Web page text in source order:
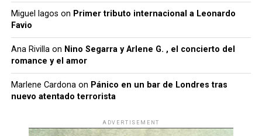
Miguel lagos on Primer tributo internacional a Leonardo
Favio
Ana Rivillaon Nino Segarra y Arlene G. , el concierto del
romance y el amor
Marlene Cardonaon Pánico en un bar de Londres tras
nuevo atentado terrorista
ADVERTISEMENT